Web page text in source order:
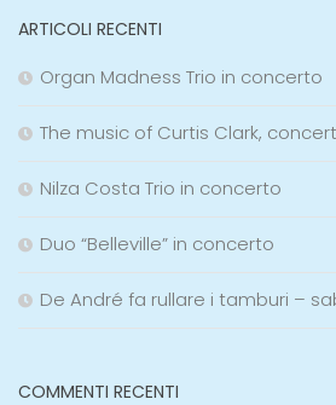
ARTICOLI RECENTI
Organ Madness Trio in concerto
The music of Curtis Clark,
Nilza Costa Trio in concerto
Duo “Belleville” in concerto
De André fa rullare i tamburi –
COMMENTI RECENTI